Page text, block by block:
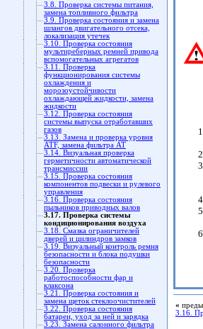
3.8. Проверка системы питания,
замена топливного фильтра
3.9. Проверка состояния и замена
шлангов двигательного отсека,
локализация утечек
3.10. Проверка состояния
мультиреберных ремней привода
вспомогательных агрегатов
3.11. Проверка
функционирования системы
охлаждения и
морозоустойчивости
охлаждающей жидкости, замена
жидкости
3.12. Проверка состояния
системы выпуска отработавших
газов
3.13. Замена и проверка уровня
ATF, замена фильтра АТ
3.14. Визуальная проверка
герметичности автоматической
трансмиссии
3.15. Проверка состояния
компонентов подвески и рулевого
управления
3.16. Проверка состояния
пыльников приводных валов
3.17. Проверка системы
кондиционирования воздуха
3.18. Смазка ограничителей
дверей и цилиндров замков
3.19. Визуальный контроль ремня
безопасности и блока подушки
безопасности
3.20. Проверка
работоспособности фар и
клаксона
3.21. Проверка состояния и
замена щеток стеклоочистителей
3.22. Проверка состояния
батареи, уход за ней и зарядка
3.23. Замена салонного фильтра
«
3.16.